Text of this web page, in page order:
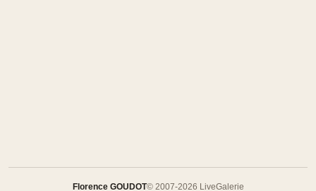
Florence GOUDOT© 2007-2026 LiveGalerie